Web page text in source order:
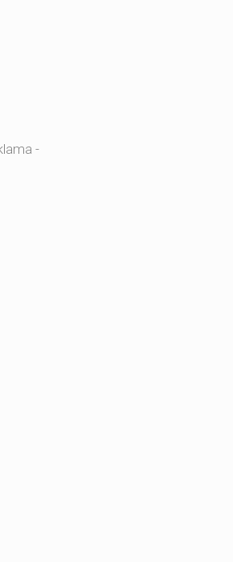
-